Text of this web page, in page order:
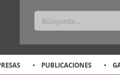
PUBLICACIONES